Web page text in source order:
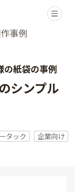
事例
の紙袋の事例
シンプル
タック
企業向け